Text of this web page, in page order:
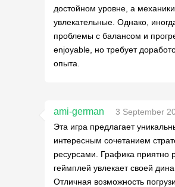
достойном уровне, а
увлекательные. Однако,
проблемы с балансом и
enjoyable, но требует
опыта.
ami-german
3 September
Эта игра предлагает
интересным сочетанием
ресурсами. Графика приятно
геймплей увлекает своей
Отличная возможность